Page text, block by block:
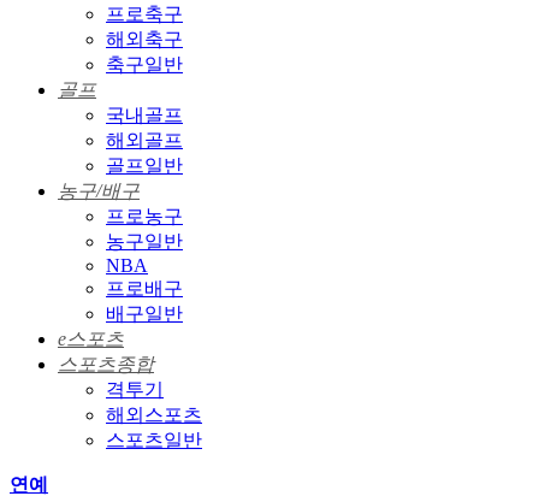
프로축구
해외축구
축구일반
골프
국내골프
해외골프
골프일반
농구/배구
프로농구
농구일반
NBA
프로배구
배구일반
e스포츠
스포츠종합
격투기
해외스포츠
스포츠일반
연예